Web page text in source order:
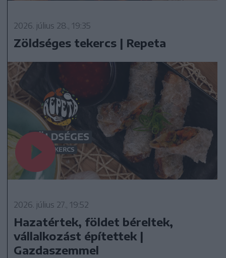
2026. július 28., 19:35
Zöldséges tekercs | Repeta
2026. július 27., 19:52
Hazatértek, földet béreltek,
vállalkozást építettek |
Gazdaszemmel